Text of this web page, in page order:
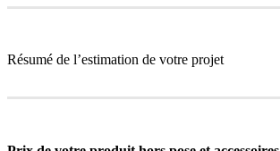
Résumé de l’estimation de votre projet